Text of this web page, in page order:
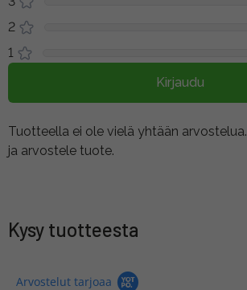
2
1
Kirjaudu
Tuotteella ei ole vielä yhtään arvostelua.
ja arvostele tuote.
Kysy tuotteesta
Arvostelut tarjoaa